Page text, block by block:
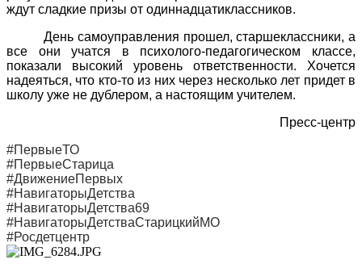
ждут сладкие призы от одиннадцатиклассников.
День самоуправления прошел, старшеклассники, а
все они учатся в психолого-педагогическом классе,
показали высокий уровень ответственности. Хочется
надеяться, что кто-то из них через несколько лет придет в
школу уже не дублером, а настоящим учителем.
Пресс-центр
#ПервыеТО
#ПервыеСтарица
#ДвижениеПервых
#НавигаторыДетства
#НавигаторыДетства69
#НавигаторыДетстваСтарицкийМО
#Росдетцентр